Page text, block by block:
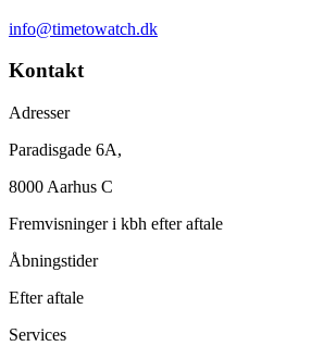
info@timetowatch.dk
Kontakt
Adresser
Paradisgade 6A,
8000 Aarhus C
Fremvisninger i kbh efter aftale
Åbningstider
Efter aftale
Services